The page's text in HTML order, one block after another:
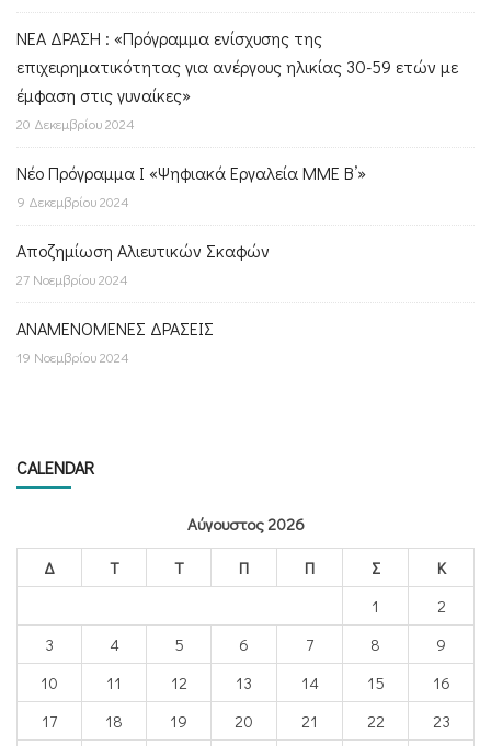
ΝΕΑ ΔΡΑΣΗ : «Πρόγραμμα ενίσχυσης της
επιχειρηματικότητας για ανέργους ηλικίας 30-59 ετών με
έμφαση στις γυναίκες»
20 Δεκεμβρίου 2024
Νέο Πρόγραμμα I «Ψηφιακά Εργαλεία ΜΜΕ B’»
9 Δεκεμβρίου 2024
Αποζημίωση Αλιευτικών Σκαφών
27 Νοεμβρίου 2024
ΑΝΑΜΕΝΟΜΕΝΕΣ ΔΡΑΣΕΙΣ
19 Νοεμβρίου 2024
CALENDAR
Αύγουστος 2026
Δ
Τ Τ Π Π Σ
Κ
1
2
3
4 5 6 7 8
9
10
11 12 13 14 15
16
17
18 19 20 21 22
23